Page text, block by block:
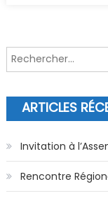
Rechercher :
ARTICLES
Invitation à
Rencontre